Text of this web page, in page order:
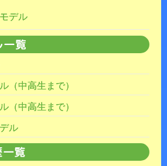
デル
（中高生まで）
（中高生まで）
ル